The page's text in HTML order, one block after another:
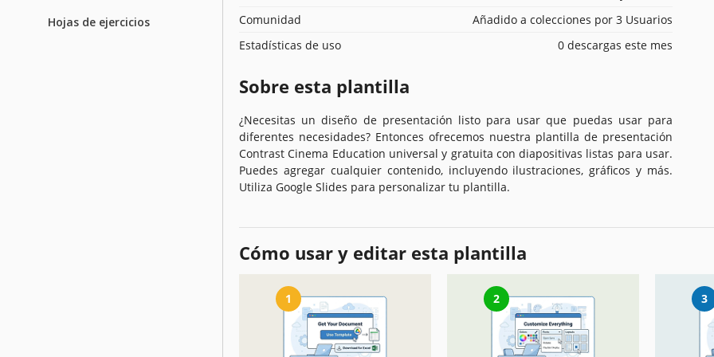
Hojas de ejercicios
Comunidad
Añadido a colecciones por 3 Usuarios
Estadísticas de uso
0 descargas este mes
Sobre esta plantilla
¿Necesitas un diseño de presentación listo para usar que puedas usar para
diferentes necesidades? Entonces ofrecemos nuestra plantilla de presentación
Contrast Cinema Education universal y gratuita con diapositivas listas para usar.
Puedes agregar cualquier contenido, incluyendo ilustraciones, gráficos y más.
Utiliza Google Slides para personalizar tu plantilla.
Cómo usar y editar esta plantilla
1 2 3